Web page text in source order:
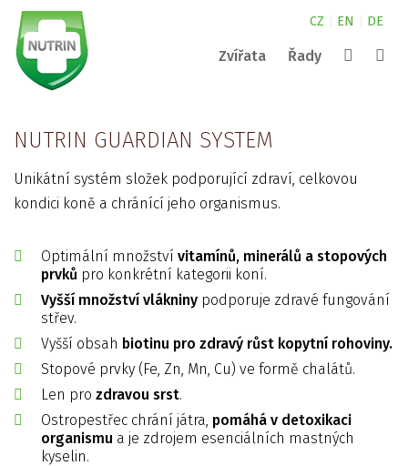
CZ EN DE
Zvířata Řady
Nature Vital Snack
Aquarium Pond
NUTRIN pro koně
NUTRIN pro psy
kontakty
Vyhledat
NUTRIN GUARDIAN SYSTEM
Unikátní systém složek podporující zdraví, celkovou
kondici koně a chránící jeho organismus.
Optimální množství vitamínů, minerálů a stopových
prvků pro konkrétní kategorii koní.
Vyšší množství vlákniny podporuje zdravé fungování
střev.
Vyšší obsah biotinu pro zdravý růst kopytní rohoviny.
Stopové prvky (Fe, Zn, Mn, Cu) ve formě chalátů.
Len pro zdravou srst.
Ostropestřec chrání játra, pomáhá v detoxikaci
organismu a je zdrojem esenciálních mastných
kyselin.